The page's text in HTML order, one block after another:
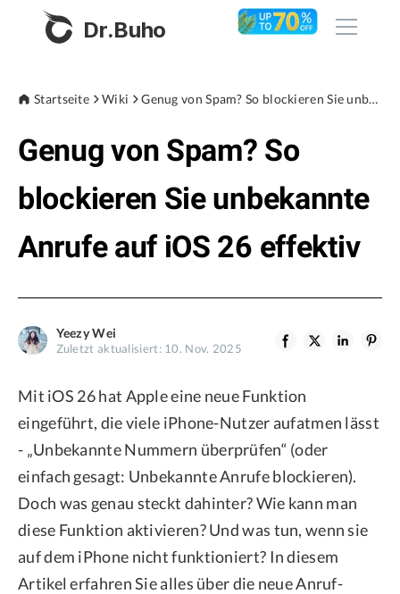
Dr.Buho
Produkte
BuhoCleaner
BuhoRepair
BuhoLaunchpad
Store
Blog
Unterstützung
Datenschutz
Rechtliches
Startseite Wiki Genug von Spam? So blockieren Sie unbekannte Anrufe auf iOS 26 effektiv
Genug von Spam? So
blockieren Sie unbekannte
Anrufe auf iOS 26 effektiv
Yeezy Wei
Zuletzt aktualisiert: 10. Nov. 2025
Mit iOS 26 hat Apple eine neue Funktion
eingeführt, die viele iPhone-Nutzer aufatmen lässt
- „Unbekannte Nummern überprüfen“ (oder
einfach gesagt: Unbekannte Anrufe blockieren).
Doch was genau steckt dahinter? Wie kann man
diese Funktion aktivieren? Und was tun, wenn sie
auf dem iPhone nicht funktioniert? In diesem
Artikel erfahren Sie alles über die neue Anruf-